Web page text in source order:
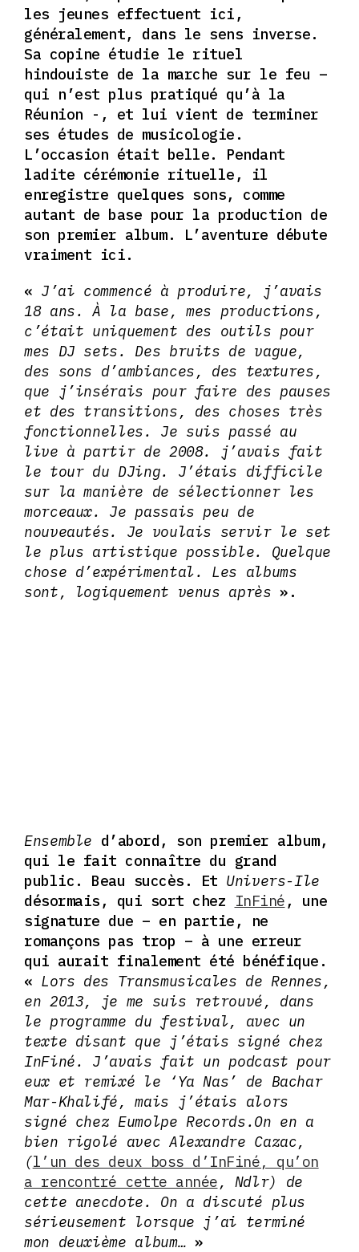
les jeunes effectuent ici,
généralement, dans le sens inverse.
Sa copine étudie le rituel
hindouiste de la marche sur le feu –
qui n’est plus pratiqué qu’à la
Réunion -, et lui vient de terminer
ses études de musicologie.
L’occasion était belle. Pendant
ladite cérémonie rituelle, il
enregistre quelques sons, comme
autant de base pour la production de
son premier album. L’aventure débute
vraiment ici.
« J’ai commencé à produire, j’avais
18 ans. À la base, mes productions,
c’était uniquement des outils pour
mes DJ sets. Des bruits de vague,
des sons d’ambiances, des textures,
que j’insérais pour faire des pauses
et des transitions, des choses très
fonctionnelles. Je suis passé au
live à partir de 2008. j’avais fait
le tour du DJing. J’étais difficile
sur la manière de sélectionner les
morceaux. Je passais peu de
nouveautés. Je voulais servir le set
le plus artistique possible. Quelque
chose d’expérimental. Les albums
sont, logiquement venus après ».
Ensemble d’abord, son premier album,
qui le fait connaître du grand
public. Beau succès. Et Univers-Ile
désormais, qui sort chez
InFiné , une
signature due – en partie, ne
romançons pas trop – à une erreur
qui aurait finalement été bénéfique.
« Lors des Transmusicales de Rennes,
en 2013, je me suis retrouvé, dans
le programme du festival, avec un
texte disant que j’étais signé chez
InFiné. J’avais fait un podcast pour
eux et remixé le ‘Ya Nas’ de Bachar
Mar-Khalifé, mais j’étais alors
signé chez Eumolpe Records.On en a
bien rigolé avec Alexandre Cazac,
(l’un des deux boss d’InFiné, qu’on
a rencontré cette année, Ndlr) de
cette anecdote. On a discuté plus
sérieusement lorsque j’ai terminé
mon deuxième album… »